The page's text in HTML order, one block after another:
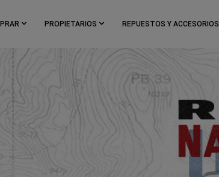
PROPIETARIOS REPUESTOS Y ACCESORIOS